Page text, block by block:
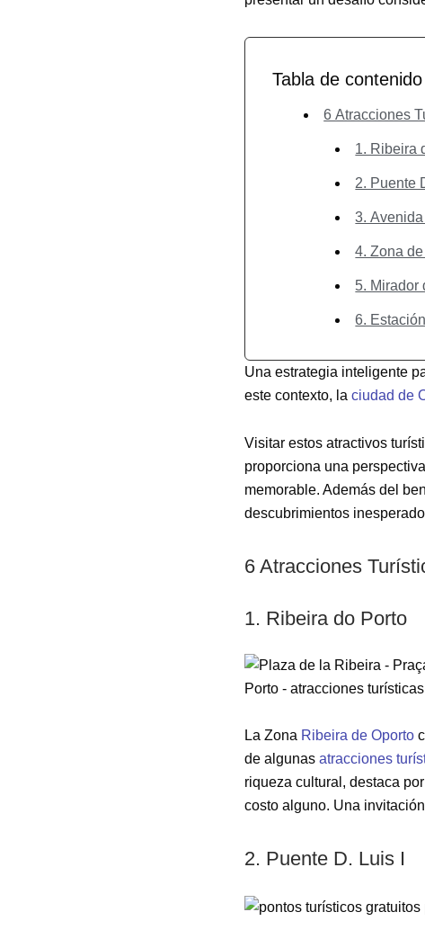
Tabla de contenido
6 Atracciones
1. Ribeira
2. Puente
3.
4. Zona
5. Mirador
6.
Una estrategia inteligente
este contexto, la ciudad de
Visitar estos atractivos
proporciona una
memorable. Además del
descubrimientos
6 Atracciones
1. Ribeira do Porto
La Zona Ribeira de Oporto
de algunas atracciones
riqueza cultural, destaca
costo alguno. Una
2. Puente D. Luis I